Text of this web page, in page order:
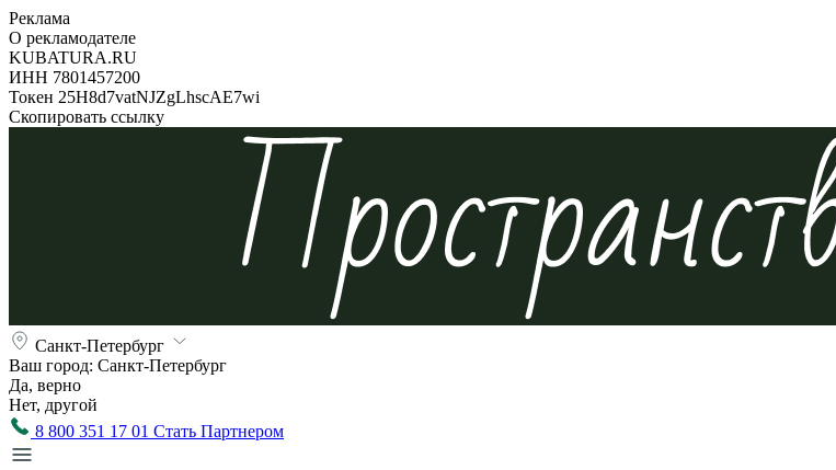
Реклама
О рекламодателе
KUBATURA.RU
ИНН 7801457200
Токен 25H8d7vatNJZgLhscAE7wi
Скопировать ссылку
Санкт-Петербург
Ваш город: Санкт-Петербург
Да, верно
Нет, другой
8 800 351 17 01 Стать Партнером